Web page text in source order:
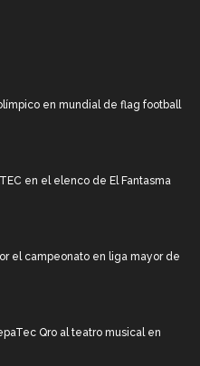
en mundial de flag football
en el elenco de El Fantasma
el campeonato en liga mayor de
Qro al teatro musical en